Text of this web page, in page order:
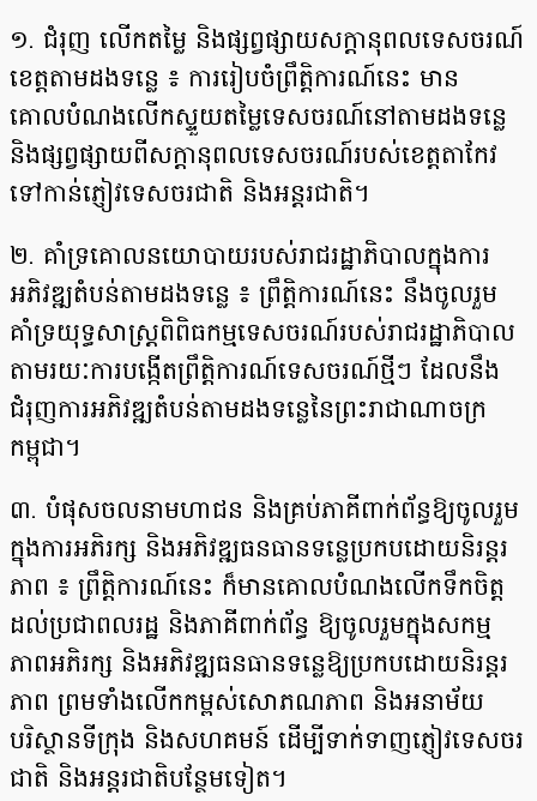
១. ជំរុញ លើកតម្លៃ និងផ្សព្វផ្សាយសក្តានុពលទេសចរណ៍
ខេត្តតាមដងទន្លេ ៖ ការរៀបចំព្រឹត្តិការណ៍នេះ មាន
គោលបំណងលើកស្ទួយតម្លៃទេសចរណ៍នៅតាមដងទន្លេ
និងផ្សព្វផ្សាយពីសក្តានុពលទេសចរណ៍របស់ខេត្តតាកែវ
ទៅកាន់ភ្ញៀវទេសចរជាតិ និងអន្តរជាតិ។
២. គាំទ្រគោលនយោបាយរបស់រាជរដ្ឋាភិបាលក្នុងការ
អភិវឌ្ឍតំបន់តាមដងទន្លេ ៖ ព្រឹត្តិការណ៍នេះ នឹងចូលរួម
គាំទ្រយុទ្ធសាស្រ្តពិពិធកម្មទេសចរណ៍របស់រាជរដ្ឋាភិបាល
តាមរយៈការបង្កើតព្រឹត្តិការណ៍ទេសចរណ៍ថ្មីៗ ដែលនឹង
ជំរុញការអភិវឌ្ឍតំបន់តាមដងទន្លេនៃព្រះរាជាណាចក្រ
កម្ពុជា។
៣. បំផុសចលនាមហាជន និងគ្រប់ភាគីពាក់ព័ន្ធឱ្យចូលរួម
ក្នុងការអភិរក្ស និងអភិវឌ្ឍធនធានទន្លេប្រកបដោយនិរន្តរ
ភាព ៖ ព្រឹត្តិការណ៍នេះ ក៏មានគោលបំណងលើកទឹកចិត្ត
ដល់ប្រជាពលរដ្ឋ និងភាគីពាក់ព័ន្ធ ឱ្យចូលរួមក្នុងសកម្ម
ភាពអភិរក្ស និងអភិវឌ្ឍធនធានទន្លេឱ្យប្រកបដោយនិរន្តរ
ភាព ព្រមទាំងលើកកម្ពស់សោភណភាព និងអនាម័យ
បរិស្ថានទីក្រុង និងសហគមន៍ ដើម្បីទាក់ទាញភ្ញៀវទេសចរ
ជាតិ និងអន្តរជាតិបន្ថែមទៀត។